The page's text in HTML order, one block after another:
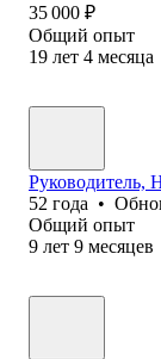
35 000 ₽
Общий опыт
19 лет 4 месяца
Руководитель,
52 года •
Общий опыт
9 лет 9 месяцев